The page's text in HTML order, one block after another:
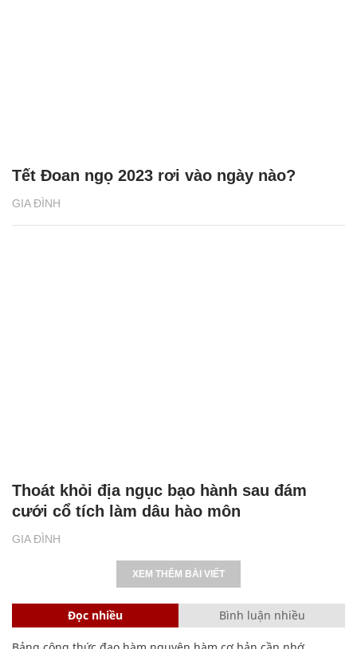
GIA ĐÌNH
Tết Đoan ngọ 2023 rơi vào ngày nào?
GIA ĐÌNH
Thoát khỏi địa ngục bạo hành sau đám
cưới cổ tích làm dâu hào môn
XEM THÊM BÀI VIẾT
Đọc nhiều Bình luận nhiều